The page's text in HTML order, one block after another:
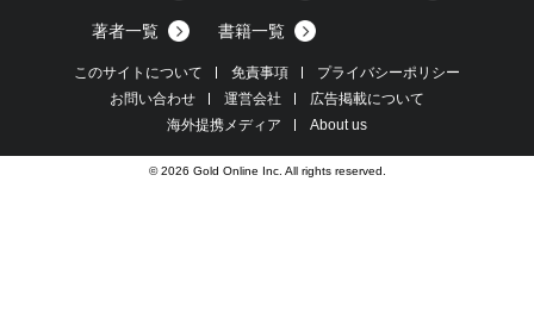
著者一覧 書籍一覧
このサイトについて 免責事項
プライバシーポリシー
お問い合わせ
運営会社
広告掲載について
海外提携メディア
About us
© 2026 Gold Online Inc. All rights reserved.